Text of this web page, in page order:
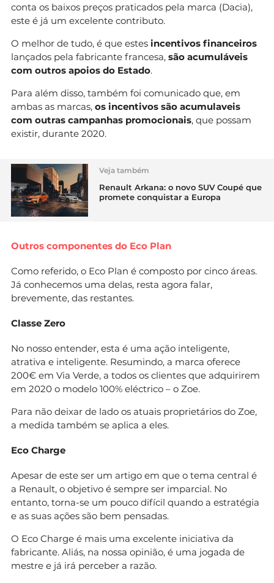
conta os baixos preços praticados pela marca (Dacia),
este é já um excelente contributo.
O melhor de tudo, é que estes incentivos financeiros
lançados pela fabricante francesa, são acumuláveis
com outros apoios do Estado.
Para além disso, também foi comunicado que, em
ambas as marcas, os incentivos são acumulaveis
com outras campanhas promocionais, que possam
existir, durante 2020.
Veja também
Renault Arkana: o novo SUV Coupé que
promete conquistar a Europa
Outros componentes do Eco Plan
Como referido, o Eco Plan é composto por cinco áreas.
Já conhecemos uma delas, resta agora falar,
brevemente, das restantes.
Classe Zero
No nosso entender, esta é uma ação inteligente,
atrativa e inteligente. Resumindo, a marca oferece
200€ em Via Verde, a todos os clientes que adquirirem
em 2020 o modelo 100% eléctrico – o Zoe.
Para não deixar de lado os atuais proprietários do Zoe,
a medida também se aplica a eles.
Eco Charge
Apesar de este ser um artigo em que o tema central é
a Renault, o objetivo é sempre ser imparcial. No
entanto, torna-se um pouco difícil quando a estratégia
e as suas ações são bem pensadas.
O Eco Charge é mais uma excelente iniciativa da
fabricante. Aliás, na nossa opinião, é uma jogada de
mestre e já irá perceber a razão.